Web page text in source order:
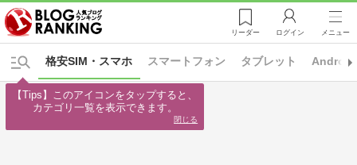
リーダー ログイン メニュー
スマートフォン タブレット Android
格安SIM・スマホ
【Tips】このアイコンをタップすると、
カテゴリ一覧を表示できます。
閉じる